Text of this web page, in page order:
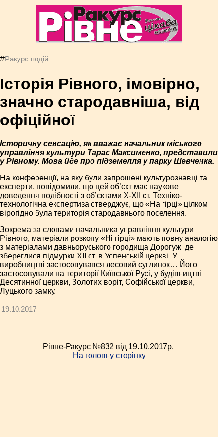
#Ракурс подій
Історія Рівного, імовірно,
значно стародавніша, від
офіційної
Історичну сенсацію, як вважає начальник міського
управління культури Тарас Максименко, представили
у Рівному. Мова йде про підземелля у парку Шевченка.
На конференції, на яку були запрошені культурознавці та
експерти, повідомили, що цей об’єкт має наукове
доведення подібності з об’єктами X-XII ст. Техніко-
технологічна експертиза стверджує, що «На гірці» цілком
вірогідно була територія стародавнього поселення.
Зокрема за словами начальника управління культури
Рівного, матеріали розкопу «Ні гірці» мають повну аналогію
з матеріалами давньоруського городища Дорогуж, де
збереглися підмурки XII ст. в Успенській церкві. У
виробництві застосовувався лесовий суглинок… Його
застосовували на території Київської Русі, у будівництві
Десятинної церкви, Золотих воріт, Софійської церкви,
Луцького замку.
19.10.2017
Рівне-Ракурс №832 від 19.10.2017p.
На головну сторінку